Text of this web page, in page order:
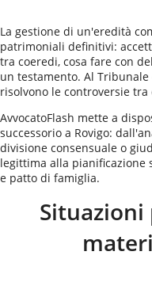
La gestione di un'eredità
patrimoniali definitivi:
tra coeredi, cosa fare con
un testamento. Al
risolvono le controversie
AvvocatoFlash mette a
successorio a Rovigo:
divisione consensuale o
legittima alla pianificazione
e patto di famiglia.